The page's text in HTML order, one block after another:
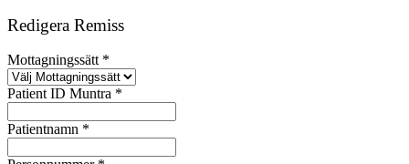
Redigera Remiss
Mottagningssätt *
Patient ID Muntra *
Patientnamn *